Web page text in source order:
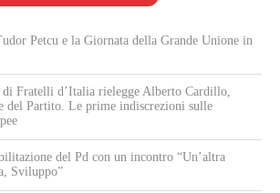
Petcu e la Giornata della Grande Unione in
di Fratelli d’Italia rielegge Alberto Cardillo,
del Partito. Le prime indiscrezioni sulle
del Pd con un incontro “Un’altra
Sviluppo”